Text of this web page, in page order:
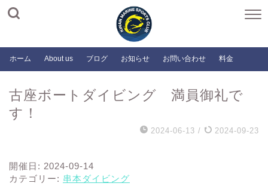
ホーム About us ブログ お知らせ お問い合わせ 料金
古座ボートダイビング 満員御礼で
す！
2024-06-13 / 2024-09-23
開催日: 2024-09-14
カテゴリー: 串本ダイビング